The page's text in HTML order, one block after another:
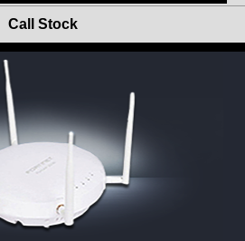
Call Stock